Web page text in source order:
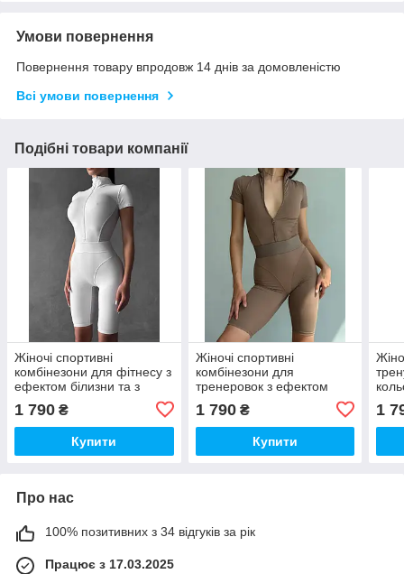
Умови повернення
Повернення товару впродовж 14 днів за домовленістю
Всі умови повернення
Подібні товари компанії
Жіночі спортивні
комбінезони для фітнесу з
ефектом білизни та з
1 790 ₴
Купити
Жіночі спортивні
комбінезони для
тренеровок з ефектом
вставками темно-бежевий
1 790₴
Купити
1
Про нас
100% позитивних з 34 відгуків за рік
Працює з 17.03.2025